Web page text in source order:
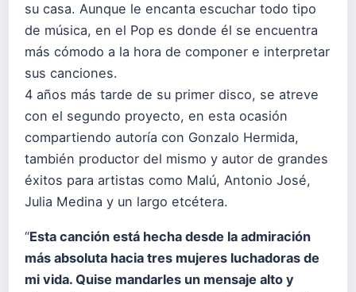
su casa. Aunque le encanta escuchar todo tipo
de música, en el Pop es donde él se encuentra
más cómodo a la hora de componer e interpretar
sus canciones.
4 años más tarde de su primer disco, se atreve
con el segundo proyecto, en esta ocasión
compartiendo autoría con Gonzalo Hermida,
también productor del mismo y autor de grandes
éxitos para artistas como Malú, Antonio José,
Julia Medina y un largo etcétera.
“Esta canción está hecha desde la admiración
más absoluta hacia tres mujeres luchadoras de
mi vida. Quise mandarles un mensaje alto y